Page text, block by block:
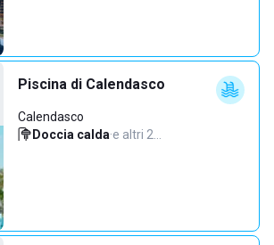
Piscina di Calendasco
Calendasco
Doccia calda·e altri 2…